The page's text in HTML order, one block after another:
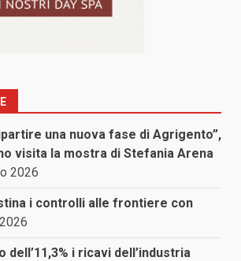
una nuova fase di Agrigento”,
visita la mostra di Stefania Arena
2026
i controlli alle frontiere con
dell’11,3% i ricavi dell’industria